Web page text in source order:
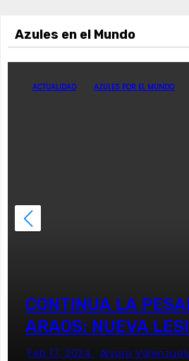
Azules en el Mundo
ACTUALIDAD AZULES POR EL MUNDO
CONTINUA LA
ARAOS: NUEVA
Feb 17, 2024 Alvaro